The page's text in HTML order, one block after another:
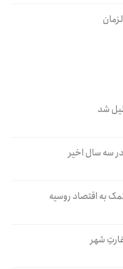
شد
به اقتصاد روسیه
شهر